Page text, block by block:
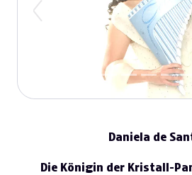
Previous
Daniela de
Die Königin der Kristall- P